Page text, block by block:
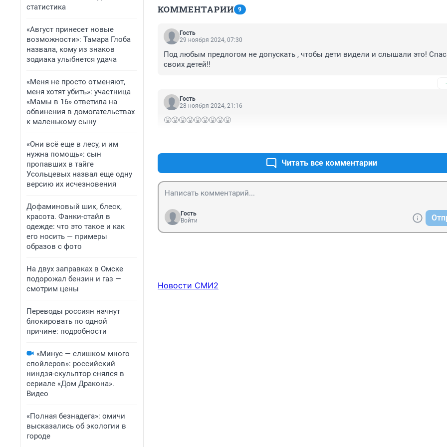
статистика
«Август принесет новые
возможности»: Тамара Глоба
назвала, кому из знаков
зодиака улыбнется удача
«Меня не просто отменяют,
меня хотят убить»: участница
«Мамы в 16» ответила на
обвинения в домогательствах
к маленькому сыну
«Они всё еще в лесу, и им
нужна помощь»: сын
пропавших в тайге
Усольцевых назвал еще одну
версию их исчезновения
Дофаминовый шик, блеск,
красота. Фанки-стайл в
одежде: что это такое и как
его носить — примеры
образов с фото
На двух заправках в Омске
подорожал бензин и газ —
смотрим цены
Переводы россиян начнут
блокировать по одной
причине: подробности
«Минус — слишком много
спойлеров»: российский
ниндзя-скульптор снялся в
сериале «Дом Дракона».
Видео
«Полная безнадега»: омичи
высказались об экологии в
городе
КОММЕНТАРИИ 9
Гость
29 ноября 2024, 07:30
Под любым предлогом не допускать , чтобы дети видели и слышали это!
своих детей!!
Гость
28 ноября 2024, 21:16
🤮🤮🤮🤮🤮🤮🤮🤮🤮
Читать все комментарии
Гость
Войти
Новости СМИ2